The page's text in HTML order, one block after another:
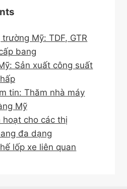
Mỹ: TDF, GTR
bang
Sản xuất công suất
tin: Thăm nhà máy
Mỹ
hoạt cho các thị
đa dạng
lốp xe liên quan